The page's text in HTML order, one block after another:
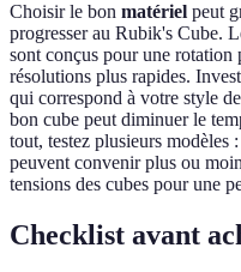
Choisir le bon matériel peut
progresser au Rubik's Cube.
sont conçus pour une rotation
résolutions plus rapides.
qui correspond à votre style
bon cube peut diminuer le
tout, testez plusieurs modèles
peuvent convenir plus ou
tensions des cubes pour une
Checklist avant